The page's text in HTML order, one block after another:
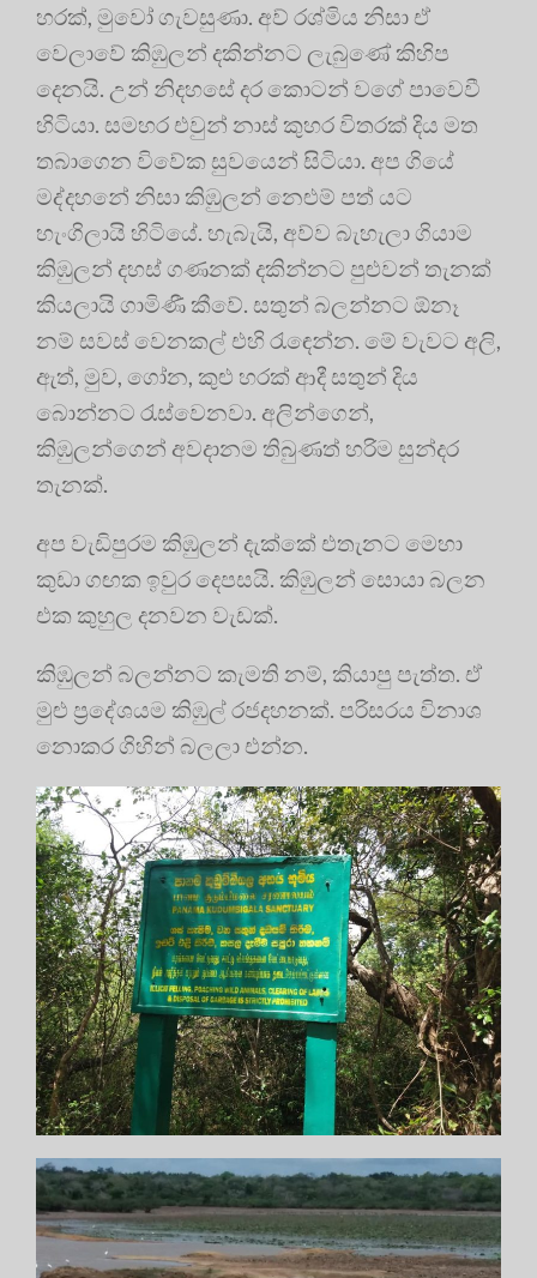
හරක්, මුවෝ ගැවසුණා. අව් රශ්මිය නිසා ඒ
වෙලාවේ කිඹුලන් දකින්නට ලැබුණේ කිහිප
දෙනයි. උන් නිදහසේ දර කොටන් වගේ පාවෙවී
හිටියා. සමහර එවුන් නාස් කුහර විතරක් දිය මත
තබාගෙන විවේක සුවයෙන් සිටියා. අප ගියේ
මද්දහනේ නිසා කිඹුලන් නෙළුම් පත් යට
හැංගිලායි හිටියේ. හැබැයි, අව්ව බැහැලා ගියාම
කිඹුලන් දහස් ගණනක් දකින්නට පුළුවන් තැනක්
කියලායි ගාමිණී කීවේ. සතුන් බලන්නට ඕනෑ
නම් සවස් වෙනකල් එහි රැඳෙන්න. මේ වැවට අලි,
ඇත්, මුව, ගෝන, කුළු හරක් ආදී සතුන් දිය
බොන්නට රැස්වෙනවා. අලින්ගෙන්,
කිඹුලන්ගෙන් අවදානම තිබුණත් හරිම සුන්දර
තැනක්.
අප වැඩිපුරම කිඹුලන් දැක්කේ එතැනට මෙහා
කුඩා ගඟක ඉවුර දෙපසයි. කිඹුලන් සොයා බලන
එක කුහුල දනවන වැඩක්.
කිඹුලන් බලන්නට කැමති නම්, කියාපු පැත්ත. ඒ
මුළු ප්‍රදේශයම කිඹුල් රජදහනක්. පරිසරය විනාශ
නොකර ගිහින් බලලා එන්න.